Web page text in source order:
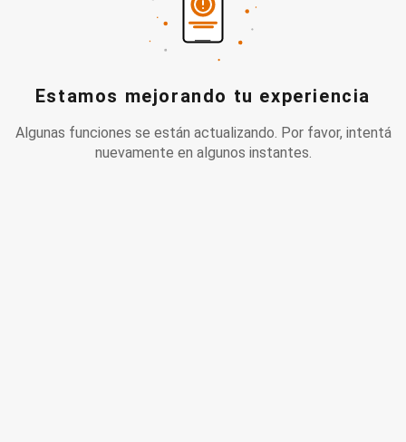
Estamos mejorando tu experiencia
Algunas funciones se están actualizando. Por favor, intentá
nuevamente en algunos instantes.